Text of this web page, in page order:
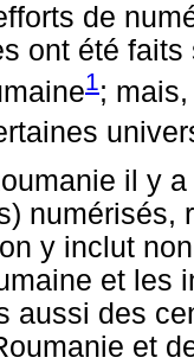
de
ont été
1;
il y
numérisés,
y inclut
et les
aussi des
et